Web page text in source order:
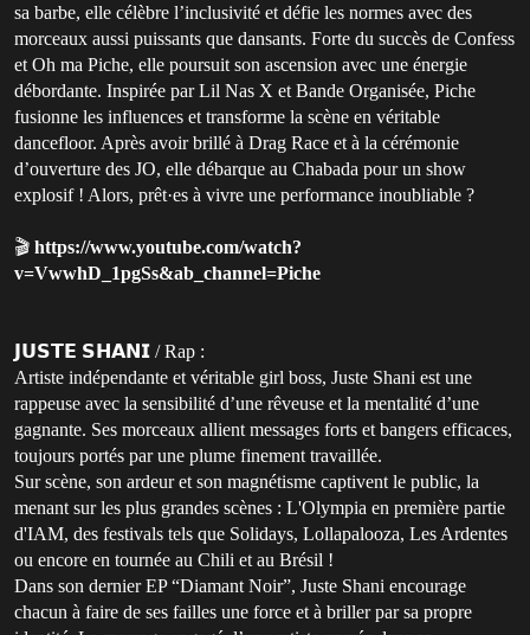
sa barbe, elle célèbre l’inclusivité et défie les normes avec des
morceaux aussi puissants que dansants. Forte du succès de Confess
et Oh ma Piche, elle poursuit son ascension avec une énergie
débordante. Inspirée par Lil Nas X et Bande Organisée, Piche
fusionne les influences et transforme la scène en véritable
dancefloor. Après avoir brillé à Drag Race et à la cérémonie
d’ouverture des JO, elle débarque au Chabada pour un show
explosif ! Alors, prêt·es à vivre une performance inoubliable ?
🎬 https://www.youtube.com/watch?
v=VwwhD_1pgSs&ab_channel=Piche
𝗝𝗨𝗦𝗧𝗘 𝗦𝗛𝗔𝗡𝗜 / Rap :
Artiste indépendante et véritable girl boss, Juste Shani est une
rappeuse avec la sensibilité d’une rêveuse et la mentalité d’une
gagnante. Ses morceaux allient messages forts et bangers efficaces,
toujours portés par une plume finement travaillée.
Sur scène, son ardeur et son magnétisme captivent le public, la
menant sur les plus grandes scènes : L'Olympia en première partie
d'IAM, des festivals tels que Solidays, Lollapalooza, Les Ardentes
ou encore en tournée au Chili et au Brésil !
Dans son dernier EP “Diamant Noir”, Juste Shani encourage
chacun à faire de ses failles une force et à briller par sa propre